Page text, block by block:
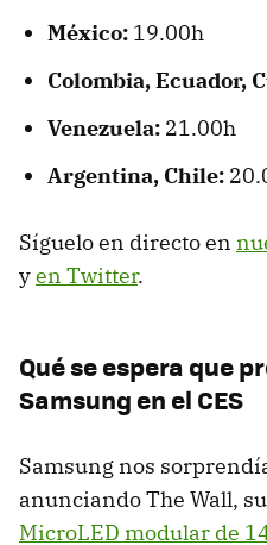
México: 19.00h
Colombia, Ecuador,
Venezuela: 21.00h
Argentina, Chile:
Síguelo en directo en
yen Twitter.
Qué se espera que
Samsung en el CES
Samsung nos
anunciando The Wall,
MicroLED modular de